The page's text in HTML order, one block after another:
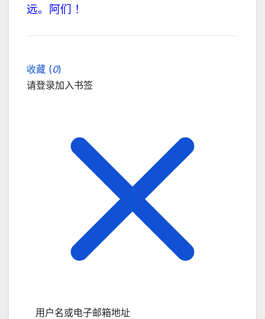
远。阿们 ！
收藏 (0)
请登录加入书签
用户名或电子邮箱地址